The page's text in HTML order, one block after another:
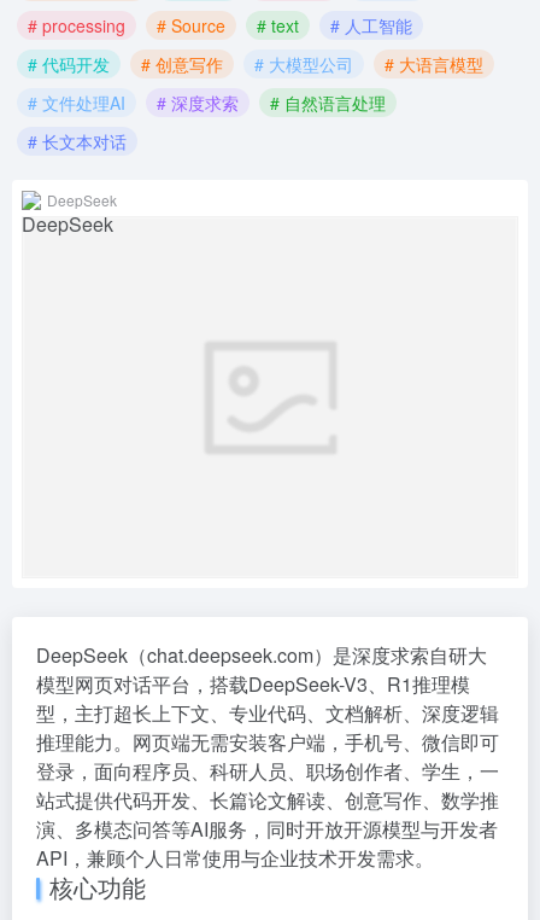
# processing
# Source # text
# 人工智能
# 代码开发
# 创意写作 # 大模型公司
# 大语言模型
# 文件处理AI
# 深度求索
# 自然语言处理
# 长文本对话
DeepSeek
DeepSeek（chat.deepseek.com）是深度求索自研大
模型网页对话平台，搭载DeepSeek-V3、R1推理模
型，主打超长上下文、专业代码、文档解析、深度逻辑
推理能力。网页端无需安装客户端，手机号、微信即可
登录，面向程序员、科研人员、职场创作者、学生，一
站式提供代码开发、长篇论文解读、创意写作、数学推
演、多模态问答等AI服务，同时开放开源模型与开发者
API，兼顾个人日常使用与企业技术开发需求。
核心功能